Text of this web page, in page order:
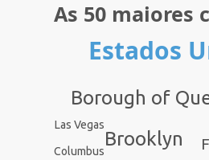
As 50 maiores
Estados
Brooklyn
Borough of
Columbus
Las Vegas